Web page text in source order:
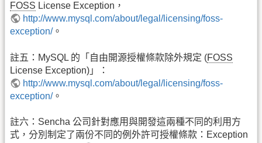
FOSS License Exception，
http://www.mysql.com/about/legal/licensing/foss-
exception/。
註五：MySQL 的「自由開源授權條款除外規定 (FOSS
License Exception)」：
http://www.mysql.com/about/legal/licensing/foss-
exception/。
註六：Sencha 公司針對應用與開發這兩種不同的利用方
式，分別制定了兩份不同的例外許可授權條款：Exception